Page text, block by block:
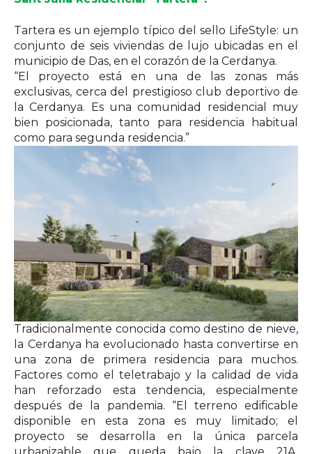
Tartera es un ejemplo típico del sello LifeStyle: un
conjunto de seis viviendas de lujo ubicadas en el
municipio de Das, en el corazón de la Cerdanya.
“El proyecto está en una de las zonas más
exclusivas, cerca del prestigioso club deportivo de
la Cerdanya. Es una comunidad residencial muy
bien posicionada, tanto para residencia habitual
como para segunda residencia.”
Tradicionalmente conocida como destino de nieve,
la Cerdanya ha evolucionado hasta convertirse en
una zona de primera residencia para muchos.
Factores como el teletrabajo y la calidad de vida
han reforzado esta tendencia, especialmente
después de la pandemia. “El terreno edificable
disponible en esta zona es muy limitado; el
proyecto se desarrolla en la única parcela